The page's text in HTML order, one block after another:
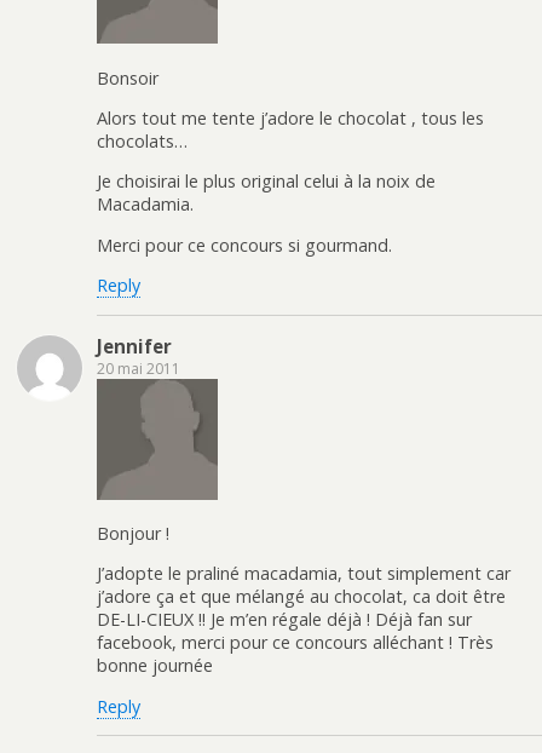
Bonsoir
Alors tout me tente j’adore le chocolat , tous les
chocolats…
Je choisirai le plus original celui à la noix de
Macadamia.
Merci pour ce concours si gourmand.
Reply
Jennifer
20 mai 2011
Bonjour !
J’adopte le praliné macadamia, tout simplement car
j’adore ça et que mélangé au chocolat, ca doit être
DE-LI-CIEUX !! Je m’en régale déjà ! Déjà fan sur
facebook, merci pour ce concours alléchant ! Très
bonne journée
Reply